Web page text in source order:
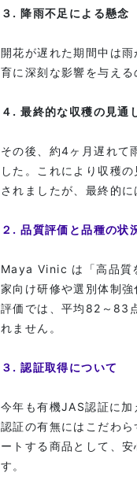
３. 降雨不足による懸念
開花が遅れた期間中は
育に深刻な影響を与える
４. 最終的な収穫の見通
その後、約4ヶ月遅れて
した。これにより収穫
されましたが、最終的
２. 品質評価と品種の状
Maya Vinic は「高品質
家向け研修や選別体制
評価では、平均82～83
れません。
３. 認証取得について
今年も有機JAS認証に加
認証の有無にはこだわ
ートする商品として、
す。